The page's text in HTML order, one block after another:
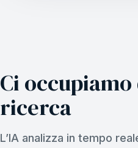
Ci
ricerca
L’IA analizza in tempo